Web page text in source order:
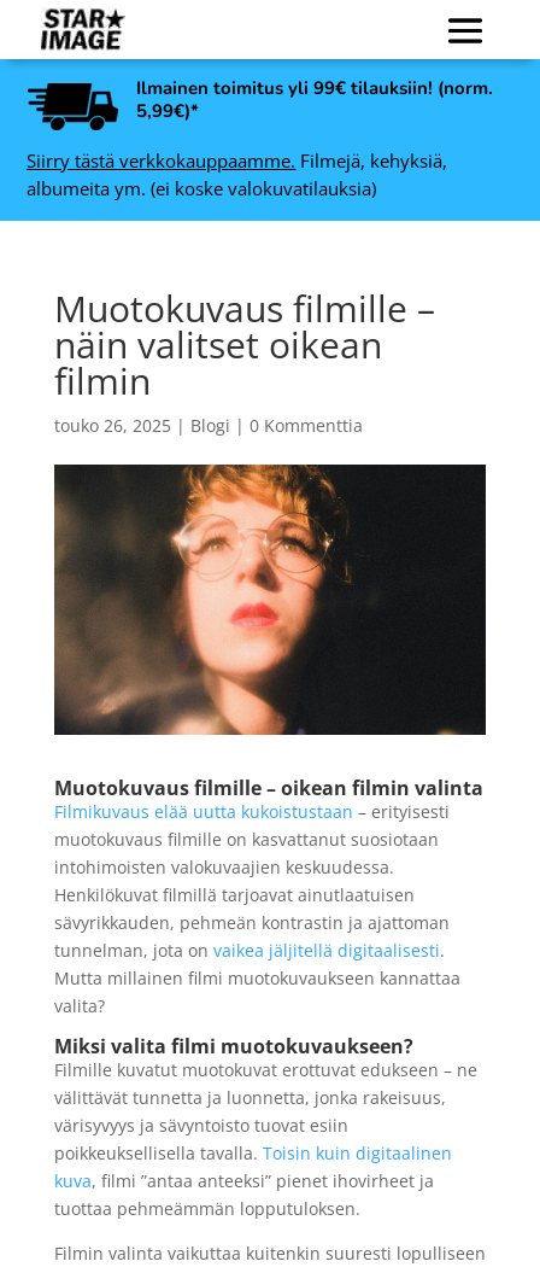
Ilmainen toimitus yli 99€ tilauksiin! (norm.
5,99€)*
Siirry tästä verkkokauppaamme. Filmejä, kehyksiä,
albumeita ym. (ei koske valokuvatilauksia)
Muotokuvaus filmille –
näin valitset oikean
filmin
touko 26, 2025| Blogi | 0 Kommenttia
Muotokuvaus filmille – oikean filmin valinta
Filmikuvaus elää uutta kukoistustaan – erityisesti
muotokuvaus filmille on kasvattanut suosiotaan
intohimoisten valokuvaajien keskuudessa.
Henkilökuvat filmillä tarjoavat ainutlaatuisen
sävyrikkauden, pehmeän kontrastin ja ajattoman
tunnelman, jota on vaikea jäljitellä digitaalisesti.
Mutta millainen filmi muotokuvaukseen kannattaa
valita?
Miksi valita filmi muotokuvaukseen?
Filmille kuvatut muotokuvat erottuvat edukseen – ne
välittävät tunnetta ja luonnetta, jonka rakeisuus,
värisyvyys ja sävyntoisto tuovat esiin
poikkeuksellisella tavalla. Toisin kuin digitaalinen
kuva, filmi ”antaa anteeksi” pienet ihovirheet ja
tuottaa pehmeämmän lopputuloksen.
Filmin valinta vaikuttaa kuitenkin suuresti lopulliseen
Fujifilm 400 värifilmi 135,
36 kuvaa
19,90€